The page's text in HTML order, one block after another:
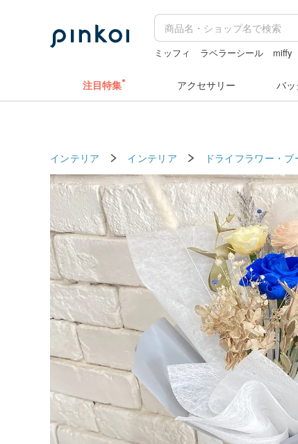
ミッフィ ラベラーシール miffy
注目特集 アクセサリー バ
インテリア インテリア ドライフラワー・ブ